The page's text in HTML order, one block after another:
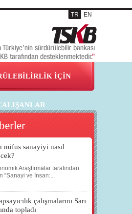
TR EN
İÇİN
AĞU
2013
11
EYL
2013
nüfus sanayiyi nasıl
Araştırmalar tarafından
“Sanayi ve İnsan:...
çalışmalarını Sarı
topladı